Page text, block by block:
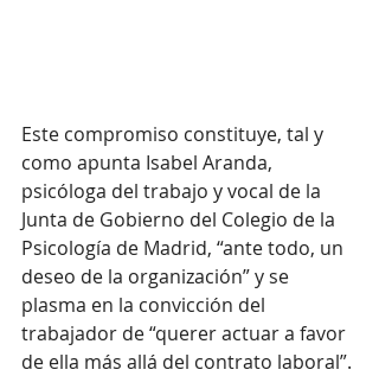
Este compromiso constituye, tal y
como apunta Isabel Aranda,
psicóloga del trabajo y vocal de la
Junta de Gobierno del Colegio de la
Psicología de Madrid, “ante todo, un
deseo de la organización” y se
plasma en la convicción del
trabajador de “querer actuar a favor
de ella más allá del contrato laboral”.